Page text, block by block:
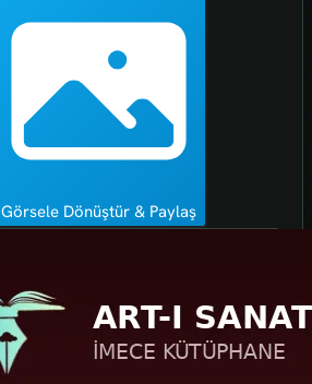
Görsele Dönüştür & Paylaş